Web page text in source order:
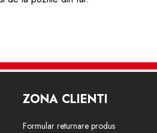
ZONA CLIENTI
Formular returnare produs